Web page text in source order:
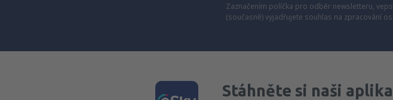
Zaznačením políčka pro odběr newsletteru,
(současně) vyjadřujete souhlas na zpracování
Stáhněte si naši